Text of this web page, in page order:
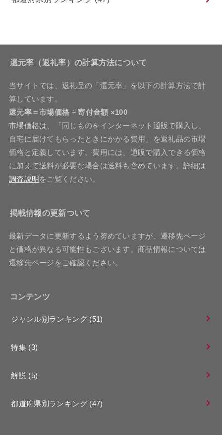
還元率（返礼率）の計算方法について
当サイトでは、返礼品の「還元率」を以下の計算方法で計
算しています。
還元率＝市場価格 ÷ 寄付金額 ×100
市場価格は、「同じものをインターネット通販で購入し、
自宅に届けてもらったときにかかる費用」を返礼品の市場
価格と定義しています。費用には、通販で購入できる価格
に加えて送料が必要な場合は送料も含めています。詳細は
調査説明 をご覧ください。
掲載情報の更新ついて
最新データに更新するよう努めていますが、遷移先ページ
と価格が異なる可能性もございます。商品情報については
遷移先ページをご確認ください。
コンテンツ
ジャンル別ランキング (51)
特集 (3)
解説 (5)
都道府県別ランキング (47)